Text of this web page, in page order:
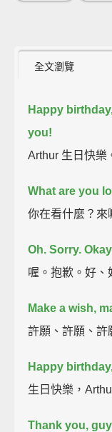
全文瀏覽
Happy
you!
Arthur 生日快樂
What are you
你在看什麼？來
Oh. Sorry.
喔。抱歉。好、
Make a wish,
許願、許願、許
Happy
生日快樂，
Thank you,